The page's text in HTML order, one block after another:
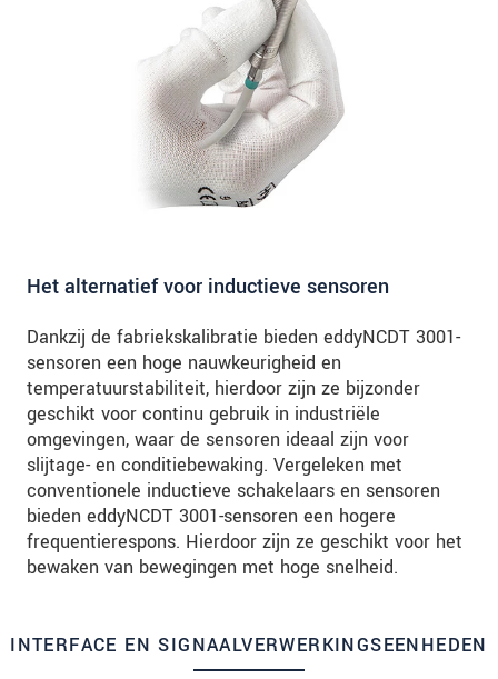
Het alternatief voor inductieve sensoren
Dankzij de fabriekskalibratie bieden eddyNCDT 3001-
sensoren een hoge nauwkeurigheid en
temperatuurstabiliteit, hierdoor zijn ze bijzonder
geschikt voor continu gebruik in industriële
omgevingen, waar de sensoren ideaal zijn voor
slijtage- en conditiebewaking. Vergeleken met
conventionele inductieve schakelaars en sensoren
bieden eddyNCDT 3001-sensoren een hogere
frequentierespons. Hierdoor zijn ze geschikt voor het
bewaken van bewegingen met hoge snelheid.
INTERFACE EN SIGNAALVERWERKINGSEENHEDEN